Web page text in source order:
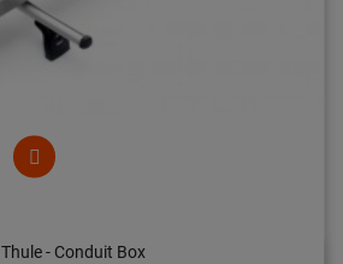
Thule - Conduit Box